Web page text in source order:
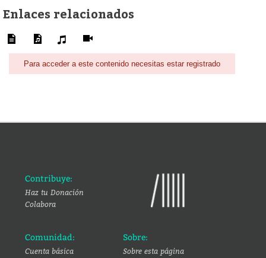
Enlaces relacionados
Para acceder a este contenido necesitas estar registrado
Contribuye:
Haz tu Donación
Colabora
Comunidad:
Cuenta básica
Sobre:
Sobre esta página